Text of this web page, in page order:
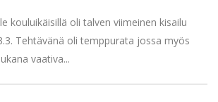
kouluikäisillä oli talven viimeinen kisailu
Tehtävänä oli temppurata jossa myös
vaativa...